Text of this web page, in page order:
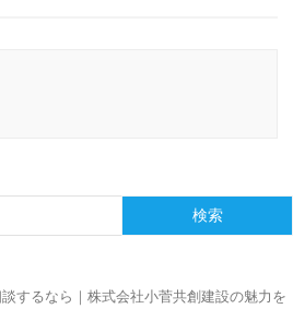
検索
するなら｜株式会社小菅共創建設の魅力を